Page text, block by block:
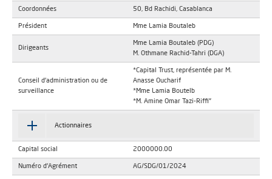
Coordonnées 50, Bd Rachidi, Casablanca
Président Mme Lamia Boutaleb
Dirigeants
Mme Lamia Boutaleb (PDG)
M. Othmane Rachid-Tahri (DGA)
Conseil d'administration ou de
surveillance
*Capital Trust, représentée par M.
Anasse Oucharif
*Mme Lamia Boutelb
*M. Amine Omar Tazi-Riffi"
Actionnaires
Capital social 2000000.00
Numéro d'Agrément AG/SDG/01/2024